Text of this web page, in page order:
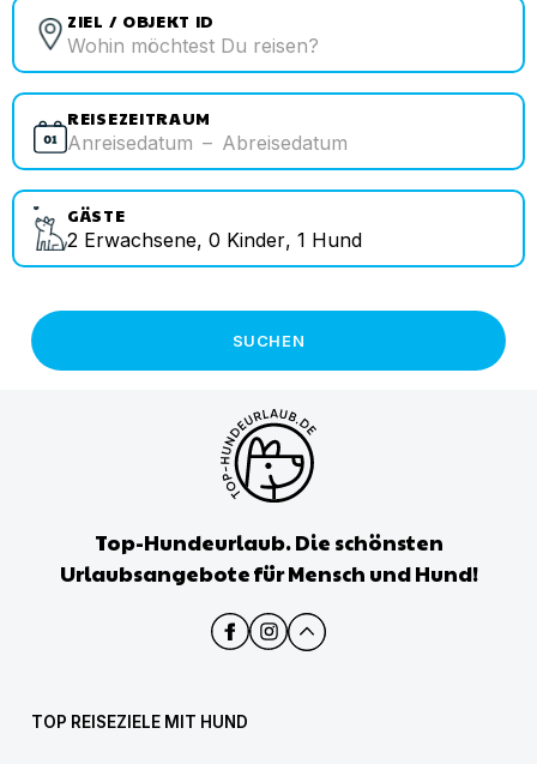
ZIEL / OBJEKT ID
REISEZEITRAUM
Anreisedatum – Abreisedatum
GÄSTE
2 Erwachsene, 0 Kinder, 1 Hund
SUCHEN
Top-Hundeurlaub. Die schönsten
Urlaubsangebote für Mensch und Hund!
TOP REISEZIELE MIT HUND